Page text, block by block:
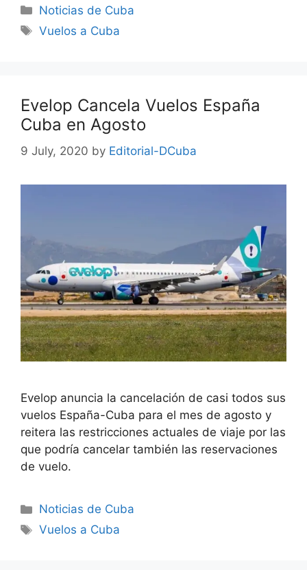
Categories
Noticias de Cuba
Tags
Vuelos a Cuba
Evelop Cancela Vuelos España
Cuba en Agosto
9 July, 2020 by Editorial-DCuba
Evelop anuncia la cancelación de casi todos sus
vuelos España-Cuba para el mes de agosto y
reitera las restricciones actuales de viaje por las
que podría cancelar también las reservaciones
de vuelo.
Categories
Noticias de Cuba
Tags
Vuelos a Cuba